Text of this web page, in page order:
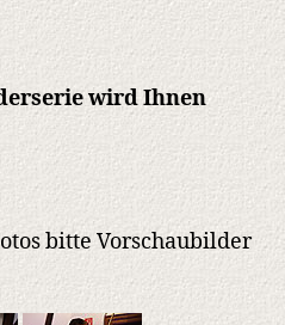
wird Ihnen
bitte Vorschaubilder